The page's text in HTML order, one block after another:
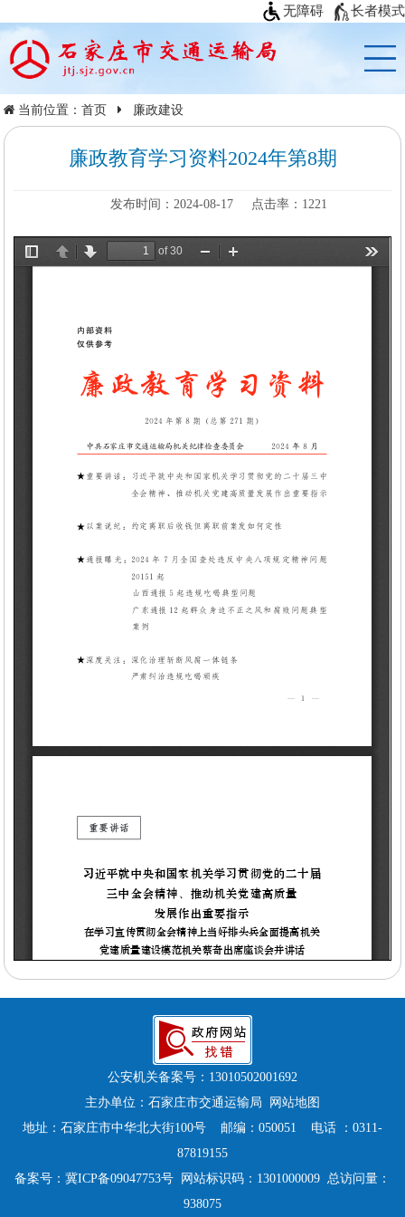
无障碍 长者模式
当前位置：首页 廉政建设
廉政教育学习资料2024年第8期
发布时间：2024-08-17 点击率： 1221
公安机关备案号： 13010502001692
主办单位：石家庄市交通运输局
网站地图
地址：石家庄市中华北大街100号 邮编：050051 电话 ：0311-
87819155
备案号： 冀ICP备09047753号 网站标识码：1301000009 总访问量：
938075